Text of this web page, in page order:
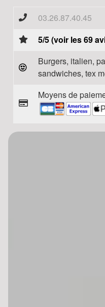
03.26.87.40.45
5/5 (voir les 69
Burgers, italien,
sandwiches, tex
Moyens de